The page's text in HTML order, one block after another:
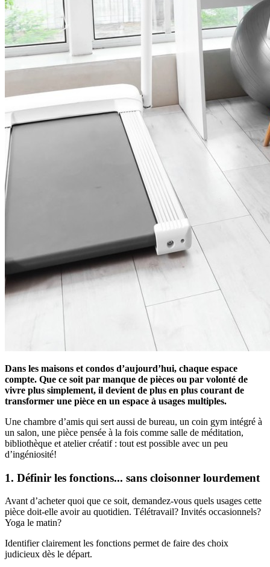
Dans les maisons et condos d’aujourd’hui, chaque espace
compte. Que ce soit par manque de pièces ou par volonté de
vivre plus simplement, il devient de plus en plus courant de
transformer une pièce en un espace à usages multiples.
Une chambre d’amis qui sert aussi de bureau, un coin gym intégré à
un salon, une pièce pensée à la fois comme salle de méditation,
bibliothèque et atelier créatif : tout est possible avec un peu
d’ingéniosité!
1. Définir les fonctions... sans cloisonner lourdement
Avant d’acheter quoi que ce soit, demandez-vous quels usages cette
pièce doit-elle avoir au quotidien. Télétravail? Invités occasionnels?
Yoga le matin?
Identifier clairement les fonctions permet de faire des choix
judicieux dès le départ.